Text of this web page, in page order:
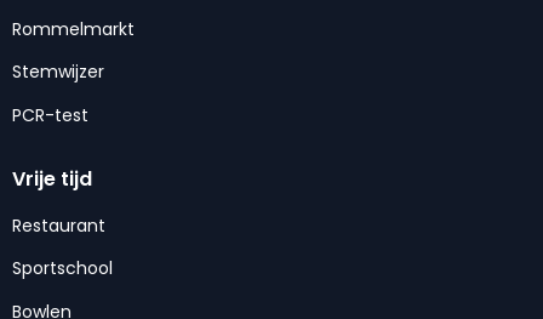
Rommelmarkt
Stemwijzer
PCR-test
Vrije tijd
Restaurant
Sportschool
Bowlen